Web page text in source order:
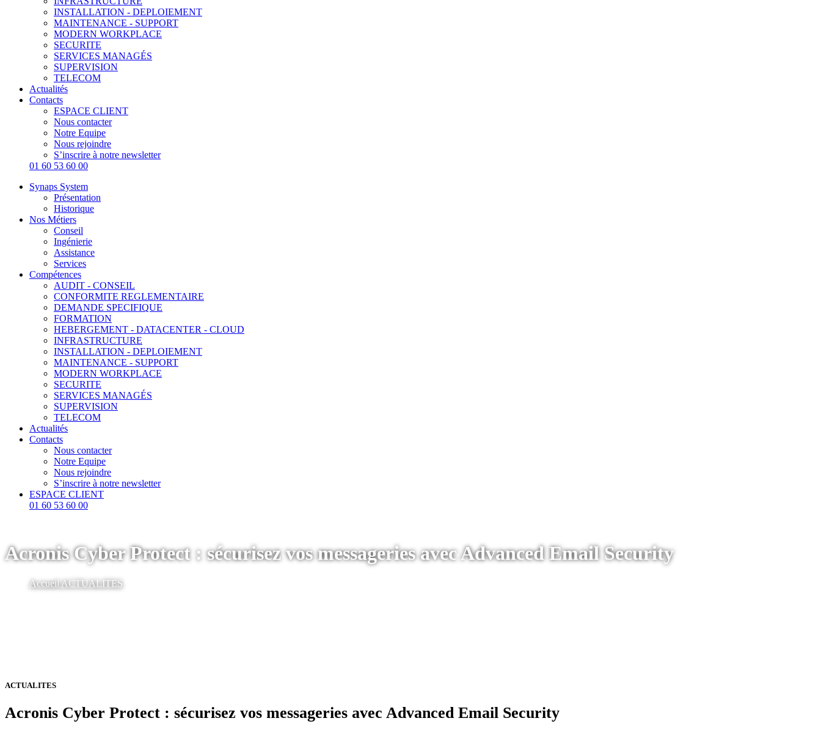
INSTALLATION - DEPLOIEMENT
MAINTENANCE - SUPPORT
MODERN WORKPLACE
SECURITE
SERVICES MANAGÉS
SUPERVISION
TELECOM
Actualités
Contacts
ESPACE CLIENT
Nous contacter
Notre Equipe
Nous rejoindre
S’inscrire à notre newsletter
01 60 53 60 00
Synaps System
Présentation
Historique
Nos Métiers
Conseil
Ingénierie
Assistance
Services
Compétences
AUDIT - CONSEIL
CONFORMITE REGLEMENTAIRE
DEMANDE SPECIFIQUE
FORMATION
HEBERGEMENT - DATACENTER - CLOUD
INFRASTRUCTURE
INSTALLATION - DEPLOIEMENT
MAINTENANCE - SUPPORT
MODERN WORKPLACE
SECURITE
SERVICES MANAGÉS
SUPERVISION
TELECOM
Actualités
Contacts
Nous contacter
Notre Equipe
Nous rejoindre
S’inscrire à notre newsletter
ESPACE CLIENT
01 60 53 60 00
Acronis Cyber Protect : sécurisez vos messageries avec Advanced Email Security
AccueilACTUALITES
ACTUALITES
Acronis Cyber Protect : sécurisez vos messageries avec Advanced Email Security